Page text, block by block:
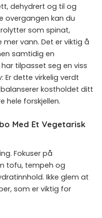
dehydrert og til og
overgangen kan du
som spinat,
vann. Det er viktig å
samtidig en
tilpasset seg en viss
Er dette virkelig verdt
kostholdet ditt
hele forskjellen.
Med Et Vegetarisk
Fokuser på
tofu, tempeh og
Ikke glem at
som er viktig for